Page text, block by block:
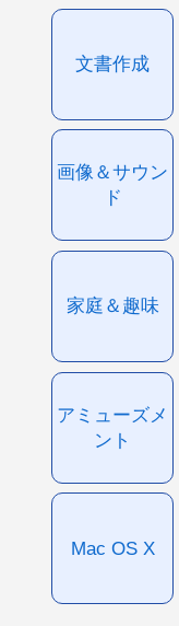
文書作成
画像＆サウン
ド
家庭＆趣味
アミューズメ
ント
Mac OS X